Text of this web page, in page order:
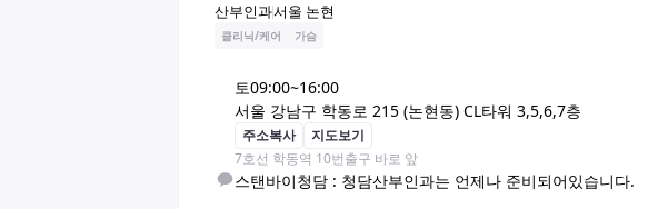
산부인과서울 논현
클리닉/케어 가슴
토09:00~16:00
서울 강남구 학동로 215 (논현동) CL타워 3,5,6,7층
주소복사
지도보기
7호선 학동역 10번출구 바로 앞
스탠바이청담 : 청담산부인과는 언제나 준비되어있습니다.